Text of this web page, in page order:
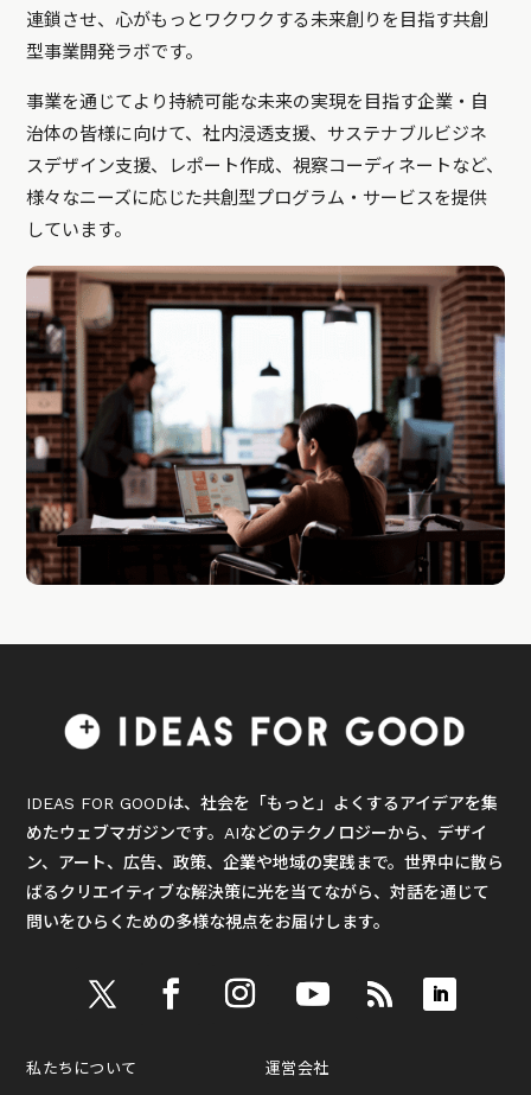
連鎖させ、心がもっとワクワクする未来創りを目指す共創
型事業開発ラボです。
事業を通じてより持続可能な未来の実現を目指す企業・自
治体の皆様に向けて、社内浸透支援、サステナブルビジネ
スデザイン支援、レポート作成、視察コーディネートなど、
様々なニーズに応じた共創型プログラム・サービスを提供
しています。
IDEAS FOR GOODは、社会を「もっと」よくするアイデアを集
めたウェブマガジンです。AIなどのテクノロジーから、デザイ
ン、アート、広告、政策、企業や地域の実践まで。世界中に散ら
ばるクリエイティブな解決策に光を当てながら、対話を通じて
問いをひらくための多様な視点をお届けします。
私たちについて 運営会社